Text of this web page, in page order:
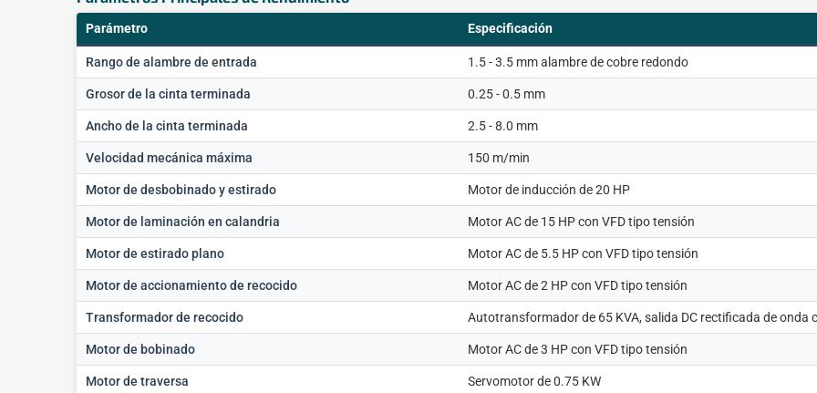
Parámetro Especificación
Rango de alambre de entrada 1.5 - 3.5 mm alambre de cobre redondo
Grosor de la cinta terminada 0.25 - 0.5 mm
Ancho de la cinta terminada 2.5 - 8.0 mm
Velocidad mecánica máxima 150 m/min
Motor de desbobinado y estirado Motor de inducción de 20 HP
Motor de laminación en calandria Motor AC de 15 HP con VFD tipo tensión
Motor de estirado plano Motor AC de 5.5 HP con VFD tipo tensión
Motor de accionamiento de recocido Motor AC de 2 HP con VFD tipo tensión
Transformador de recocido Autotransformador de 65 KVA, salida DC rectificada de onda
Motor de bobinado Motor AC de 3 HP con VFD tipo tensión
Motor de traversa Servomotor de 0.75 KW